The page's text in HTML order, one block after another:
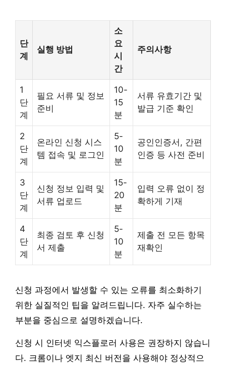
단
계
실행 방법
소
요
시
간
주의사항
1
단
계
필요 서류 및 정보
준비
10-
15
분
서류 유효기간 및
발급 기준 확인
2
단
계
온라인 신청 시스
템 접속 및 로그인
5-
10
분
공인인증서, 간편
인증 등 사전 준비
3
단
계
신청 정보 입력 및
서류 업로드
15-
20
분
입력 오류 없이 정
확하게 기재
4
단
계
최종 검토 후 신청
서 제출
5-
10
분
제출 전 모든 항목
재확인
신청 과정에서 발생할 수 있는 오류를 최소화하기
위한 실질적인 팁을 알려드립니다. 자주 실수하는
부분을 중심으로 설명하겠습니다.
신청 시 인터넷 익스플로러 사용은 권장하지 않습니
다. 크롬이나 엣지 최신 버전을 사용해야 정상적으